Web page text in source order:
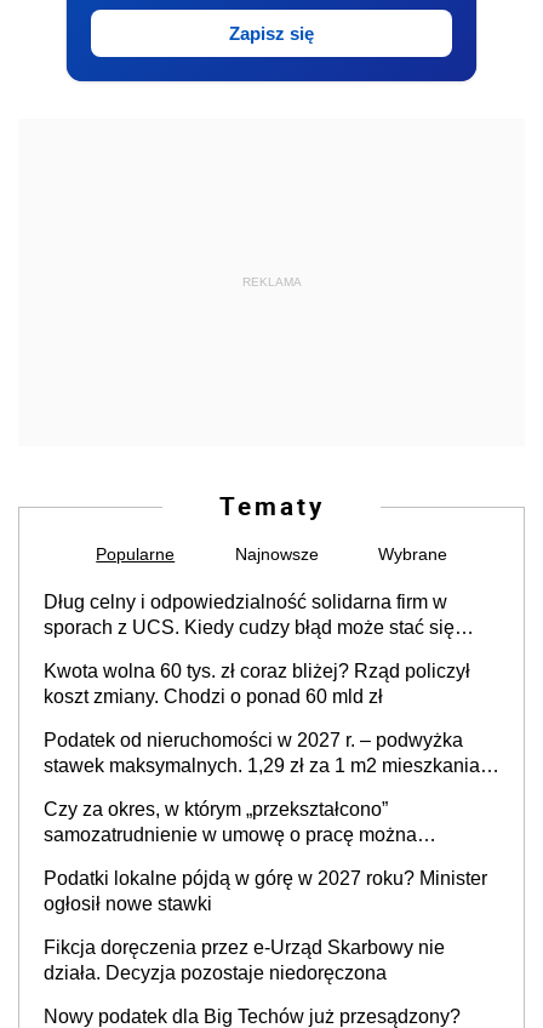
Zapisz się
REKLAMA
Tematy
Popularne Najnowsze Wybrane
Dług celny i odpowiedzialność solidarna firm w
sporach z UCS. Kiedy cudzy błąd może stać się
Kwota wolna 60 tys. zł coraz bliżej? Rząd policzył
koszt zmiany. Chodzi o ponad 60 mld zł
Podatek od nieruchomości w 2027 r. – podwyżka
stawek maksymalnych. 1,29 zł za 1 m2 mieszkania,
prowadzeniem działalności gospodarczej
Czy za okres, w którym „przekształcono”
samozatrudnienie w umowę o pracę można
cywilnoprawnej jedynym racjonalnym wyjściem
Podatki lokalne pójdą w górę w 2027 roku? Minister
ogłosił nowe stawki
Fikcja doręczenia przez e-Urząd Skarbowy nie
działa. Decyzja pozostaje niedoręczona
Nowy podatek dla Big Techów już przesądzony?